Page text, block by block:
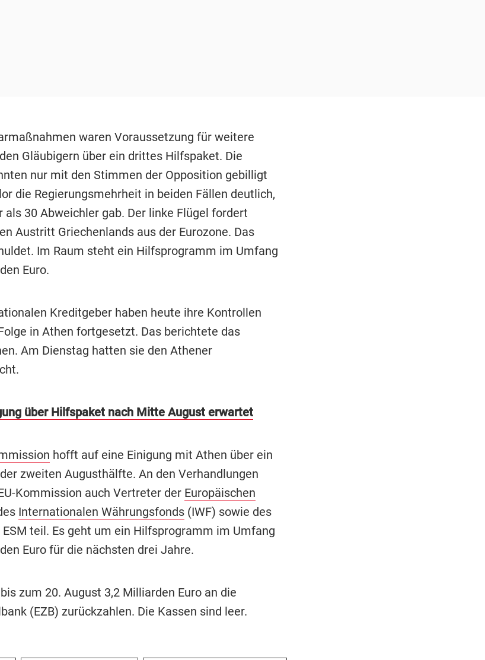
waren Voraussetzung für weitere
Gläubigern über ein drittes Hilfspaket. Die
nur mit den Stimmen der Opposition gebilligt
die Regierungsmehrheit in beiden Fällen deutlich,
30 Abweichler gab. Der linke Flügel fordert
Austritt Griechenlands aus der Eurozone. Das
Im Raum steht ein Hilfsprogramm im Umfang
Euro.
Kreditgeber haben heute ihre Kontrollen
in Athen fortgesetzt. Das berichtete das
Am Dienstag hatten sie den Athener
über Hilfspaket nach Mitte August erwartet
hofft auf eine Einigung mit Athen über ein
zweiten Augusthälfte. An den Verhandlungen
Kommission auch Vertreter der Europäischen
Internationalen Währungsfonds(IWF) sowie des
teil. Es geht um ein Hilfsprogramm im Umfang
Euro für die nächsten drei Jahre.
zum 20. August 3,2 Milliarden Euro an die
(EZB) zurückzahlen. Die Kassen sind leer.